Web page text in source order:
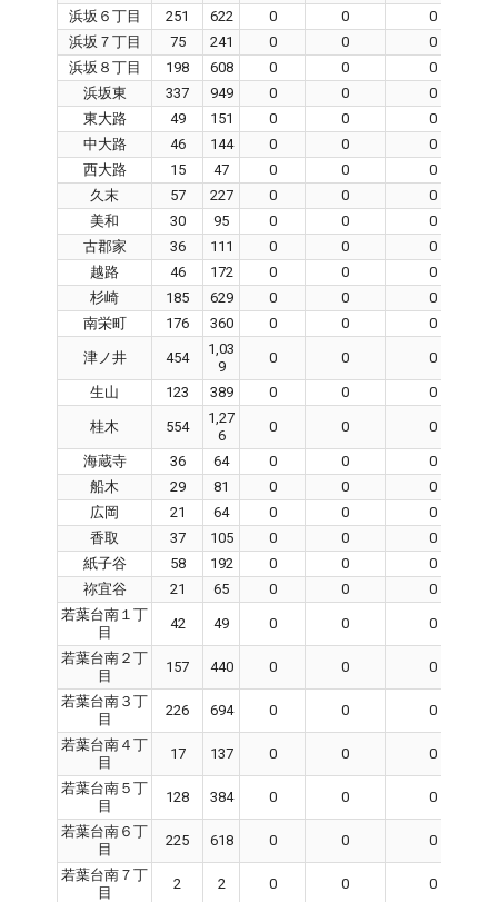
浜坂６丁目
251 622 0 0
0
浜坂７丁目
75 241 0 0
0
浜坂８丁目
198 608 0 0
0
浜坂東
337 949 0 0
0
東大路
49 151 0 0
0
中大路
46 144 0 0
0
西大路
15 47 0 0
0
久末
57 227 0 0
0
美和
30 95 0 0
0
古郡家
36 111 0 0
0
越路
46 172 0 0
0
杉崎
185 629 0 0
0
南栄町
176 360 0 0 0
津ノ井 454
1,03
9
0 0 0
生山 123 389 0 0 0
桂木 554
1,27
6
0 0 0
海蔵寺 36 64 0 0
0
船木
29 81 0 0
0
広岡
21 64 0 0
0
香取
37 105 0 0
0
紙子谷
58 192 0 0
0
祢宜谷
21 65 0 0
0
若葉台南１丁
目
42 49 0 0 0
若葉台南２丁
目
157 440 0 0 0
若葉台南３丁
目
226 694 0 0 0
若葉台南４丁
目
17 137 0 0 0
若葉台南５丁
目
128 384 0 0 0
若葉台南６丁
目
225 618 0 0 0
若葉台南７丁
目
2 2 0 0 0